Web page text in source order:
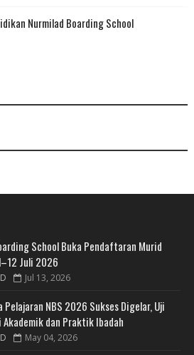
Nurmilad Boarding School
School Buka Pendaftaran Murid
Juli 2026
Jul 13, 2026
Pelajaran NBS 2026 Sukses Digelar, Uji
Akademik dan Praktik Ibadah
May 04, 2026